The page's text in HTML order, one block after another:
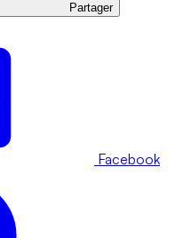
Partager
Facebook